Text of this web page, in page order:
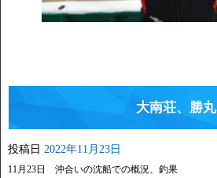
大南荘、勝丸
投稿日 2022年11月23日
11月23日 沖合いの沈船での概況、釣果